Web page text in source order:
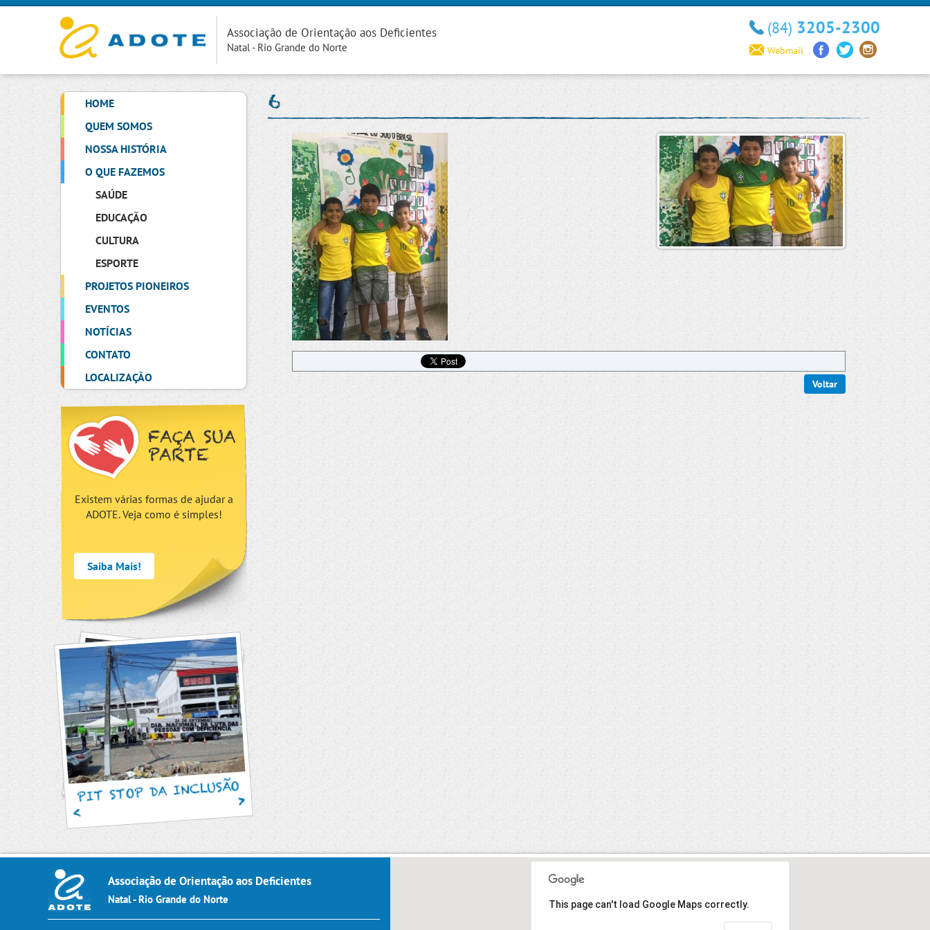
Associação de Orientação aos Deficientes
Natal - Rio Grande do Norte
(84) 3205-2300
Webmail
HOME
QUEM SOMOS
NOSSA HISTÓRIA
O QUE FAZEMOS
SAÚDE
EDUCAÇÃO
CULTURA
ESPORTE
PROJETOS PIONEIROS
EVENTOS
NOTÍCIAS
CONTATO
LOCALIZAÇÃO
FAÇA SUA
PARTE
Existem várias formas de ajudar a
ADOTE. Veja como é simples!
Saiba Mais!
PIT STOP DA INCLUSÃO SAMU, Primeiros
6
Voltar
Associação de Orientação aos Deficientes
Natal - Rio Grande do Norte This page can't load Google Maps correctly.